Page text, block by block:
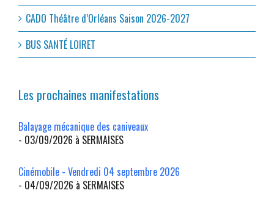
CADO Théâtre d’Orléans Saison 2026-2027
BUS SANTÉ LOIRET
Les prochaines manifestations
Balayage mécanique des caniveaux
- 03/09/2026 à SERMAISES
Cinémobile - Vendredi 04 septembre 2026
- 04/09/2026 à SERMAISES